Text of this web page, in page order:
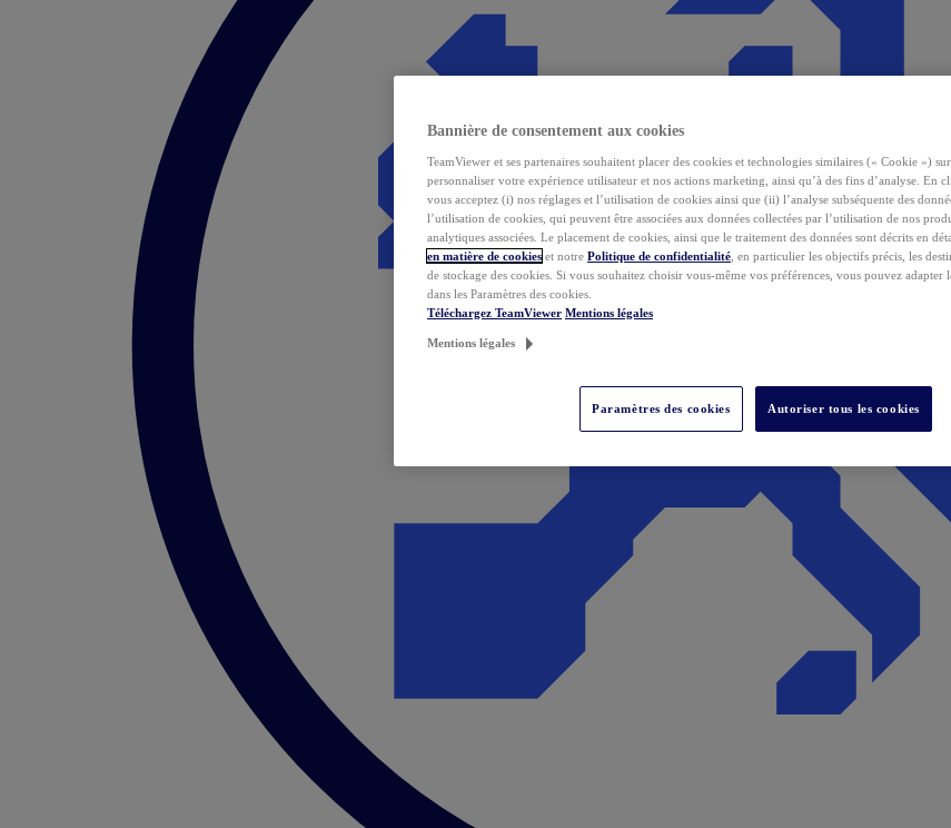
Bannière de consentement aux cookies
TeamViewer et ses partenaires souhaitent placer des cookies et technologies similaires (« Cookie »)
personnaliser votre expérience utilisateur et nos actions marketing, ainsi qu’à des fins d’analyse. En
vous acceptez (i) nos réglages et l’utilisation de cookies ainsi que (ii) l’analyse subséquente des
l’utilisation de cookies, qui peuvent être associées aux données collectées par l’utilisation de nos
analytiques associées. Le placement de cookies, ainsi que le traitement des données sont décrits en
en matière de cookies et notre Politique de confidentialité , en particulier les objectifs précis, les
de stockage des cookies. Si vous souhaitez choisir vous-même vos préférences, vous pouvez adapter
dans les Paramètres des cookies.
Téléchargez TeamViewer Mentions légales
Mentions légales
Paramètres des cookies Autoriser tous les cookies